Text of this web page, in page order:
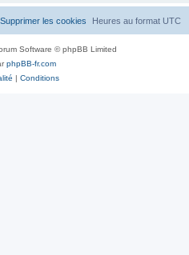
Heures au format UTC
Supprimer les cookies
Software © phpBB Limited
phpBB-fr.com
| Conditions